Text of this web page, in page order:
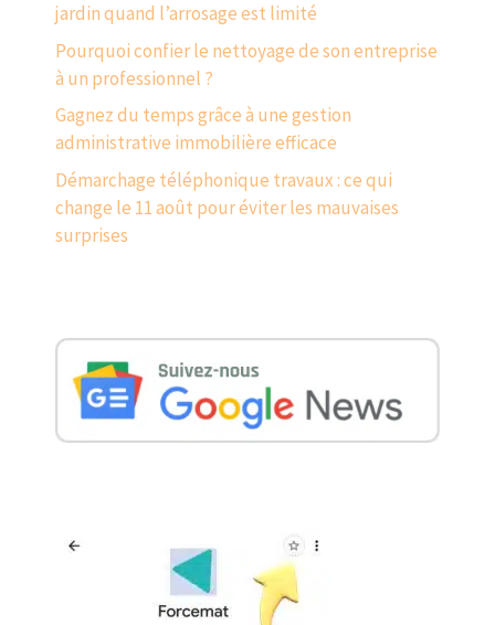
jardin quand l’arrosage est limité
Pourquoi confier le nettoyage de son entreprise
à un professionnel ?
Gagnez du temps grâce à une gestion
administrative immobilière efficace
Démarchage téléphonique travaux : ce qui
change le 11 août pour éviter les mauvaises
surprises